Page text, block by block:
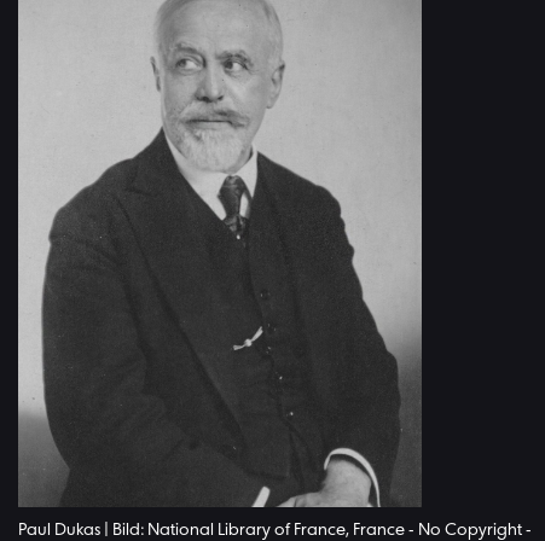
Paul Dukas | Bild: National Library of France, France - No Copyright -